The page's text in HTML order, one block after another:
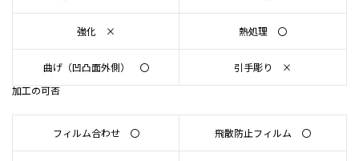
強化 × 熱処理 〇
曲げ（凹凸面外側） 〇
引手彫り ×
加工の可否
フィルム合わせ 〇 飛散防止フィルム 〇